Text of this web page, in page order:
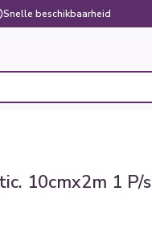
Snelle beschikbaarheid
10cmx2m 1 P/s